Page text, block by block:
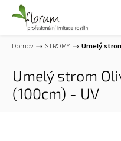
Domov / STROMY / Umelý
Umelý strom
(100cm) - UV